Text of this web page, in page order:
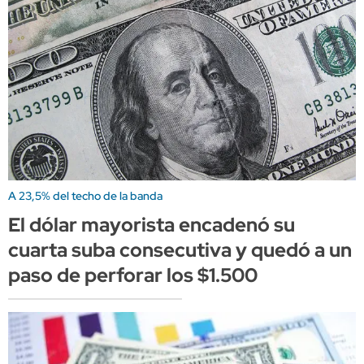
A 23,5% del techo de la banda
El dólar mayorista encadenó su
cuarta suba consecutiva y quedó a un
paso de perforar los $1.500